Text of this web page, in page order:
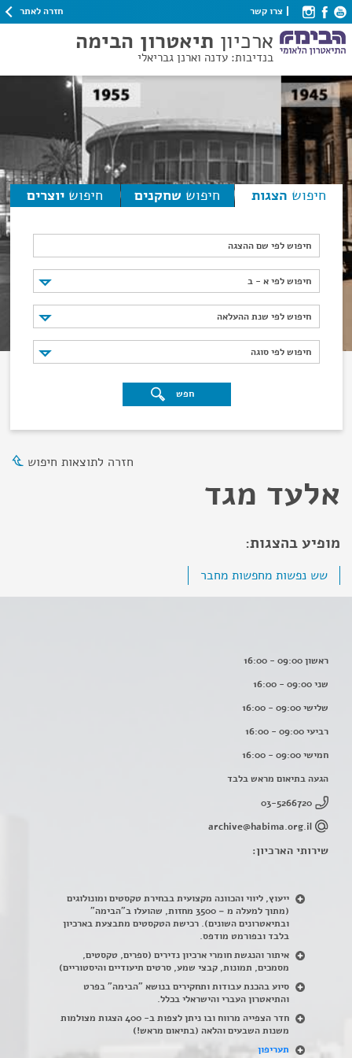
צרו קשר חזרה לאתר
ארכיון תיאטרון הבימה
בנדיבות: עדנה וארנן גבריאלי
חיפוש הצגות חיפוש שחקנים חיפוש יוצרים
חיפוש לפי שם ההצגה
חיפוש לפי א - ב
חיפוש לפי א - ב
חיפוש לפי שנת ההעלאה
חיפוש לפי שנת ההעלאה
חיפוש לפי סוגה
חיפוש לפי סוגה
חפש
חזרה לתוצאות חיפוש
אלעד מגד
מופיע בהצגות:
שש נפשות מחפשות מחבר
ראשון 09:00 - 16:00
שני 09:00 - 16:00
שלישי 09:00 - 16:00
רביעי 09:00 - 16:00
חמישי 09:00 - 16:00
הגעה בתיאום מראש בלבד
03-5266720
archive@habima.org.il
שירותי הארכיון:
ייעוץ, ליווי והכוונה מקצועית בבחירת טקסטים ומונולוגים
(מתוך למעלה מ – 3500 מחזות, שהועלו ב"הבימה"
ובתיאטרונים השונים). רכישת הטקסטים מתבצעת בארכיון
בלבד ובפורמט מודפס.
איתור והנגשת חומרי ארכיון נדירים (ספרים, טקסטים,
מסמכים, תמונות, קבצי שמע, סרטים תיעודיים והיסטוריים)
סיוע בהכנת עבודות ותחקירים בנושא "הבימה" בפרט
והתיאטרון העברי והישראלי בכלל.
חדר הצפייה מרווח ובו ניתן לצפות ב- 400 הצגות מצולמות
משנות השבעים והלאה (בתיאום מראש!)
תעריפון